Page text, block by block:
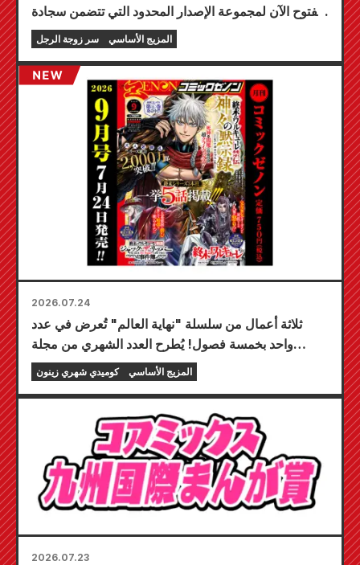
مفتوح الآن لمجموعة الإصدار المحدود التي تتضمن سجادة
لعب مميزة تحمل رسمًا رائعًا لشخصية فويوكي توجو
بريشة الفنان كودو! من المقرر إصدار المجلد السادس من
سلسلة "سر العروس" في 20 أكتوبر!
سر زوجة الرجل المزيج الأساسي
2026.07.24
ثلاثة أعمال من سلسلة "نهاية العالم" تُعرض في عدد
واحد بخمسة فصول! يُطرح العدد الشهري من مجلة
كوميدي شهري زينون المزيج الأساسي
2026.07.23